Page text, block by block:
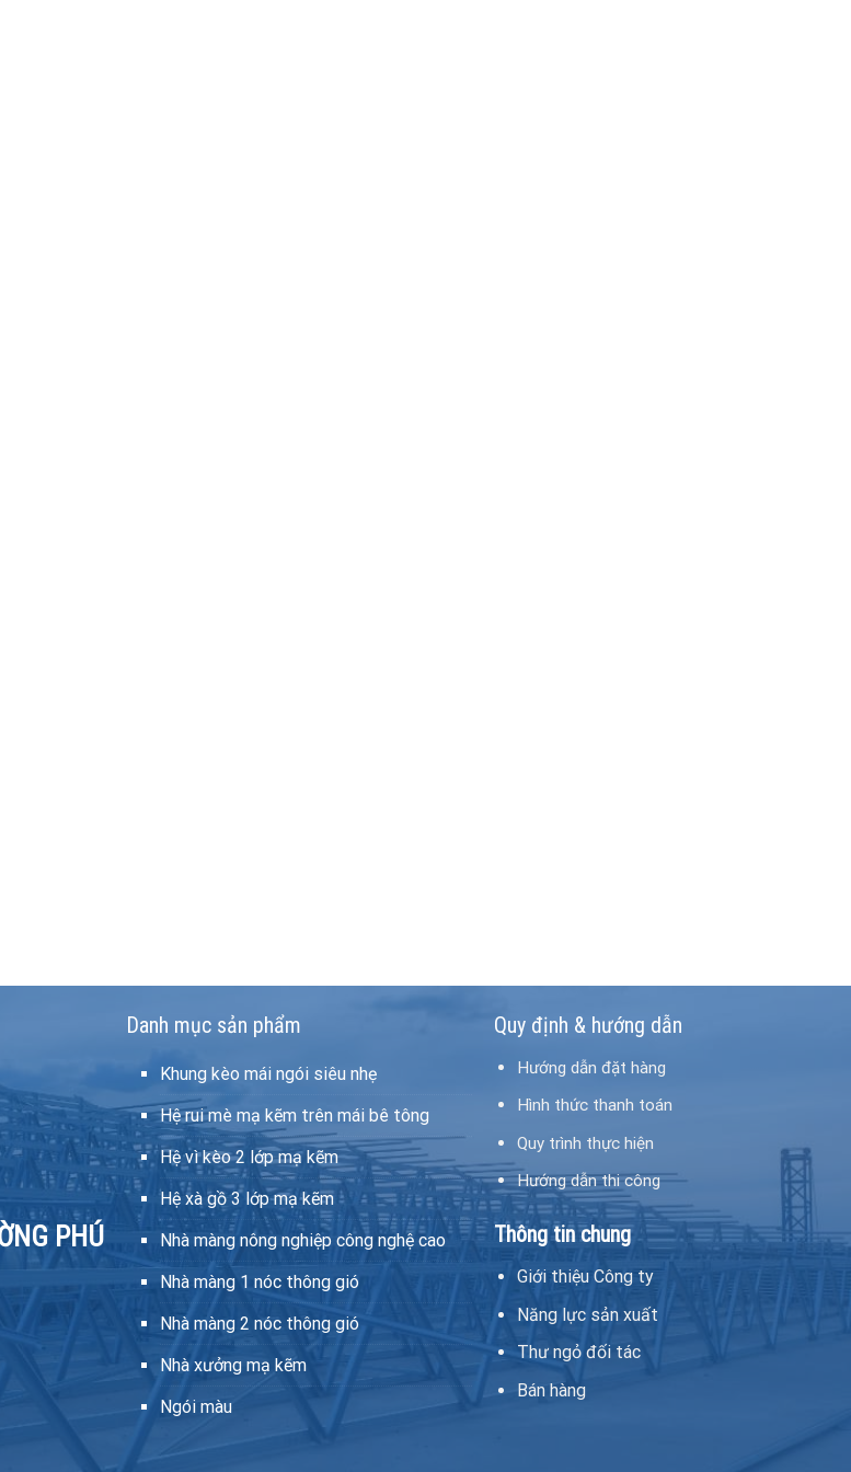
PHÚ
Danh mục sản phẩm
Khung kèo mái ngói siêu nhẹ
Hệ rui mè mạ kẽm trên mái bê tông
Hệ vì kèo 2 lớp mạ kẽm
Hệ xà gồ 3 lớp mạ kẽm
Nhà màng nông nghiệp công nghệ cao
Nhà màng 1 nóc thông gió
Nhà màng 2 nóc thông gió
Nhà xưởng mạ kẽm
Ngói màu
Quy định & hướng dẫn
Hướng dẫn đặt hàng
Hình thức thanh toán
Quy trình thực hiện
Hướng dẫn thi công
Thông tin chung
Giới thiệu Công ty
Năng lực sản xuất
Thư ngỏ đối tác
Bán hàng